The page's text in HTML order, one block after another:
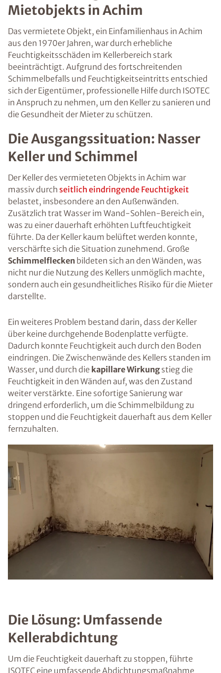
Mietobjekts in Achim
Das vermietete Objekt, ein Einfamilienhaus in Achim
aus den 1970er Jahren, war durch erhebliche
Feuchtigkeitsschäden im Kellerbereich stark
beeinträchtigt. Aufgrund des fortschreitenden
Schimmelbefalls und Feuchtigkeitseintritts entschied
sich der Eigentümer, professionelle Hilfe durch ISOTEC
in Anspruch zu nehmen, um den Keller zu sanieren und
die Gesundheit der Mieter zu schützen.
Die Ausgangssituation: Nasser
Keller und Schimmel
Der Keller des vermieteten Objekts in Achim war
massiv durch seitlich eindringende Feuchtigkeit
belastet, insbesondere an den Außenwänden.
Zusätzlich trat Wasser im Wand-Sohlen-Bereich ein,
was zu einer dauerhaft erhöhten Luftfeuchtigkeit
führte. Da der Keller kaum belüftet werden konnte,
verschärfte sich die Situation zunehmend. Große
Schimmelflecken bildeten sich an den Wänden, was
nicht nur die Nutzung des Kellers unmöglich machte,
sondern auch ein gesundheitliches Risiko für die Mieter
darstellte.
Ein weiteres Problem bestand darin, dass der Keller
über keine durchgehende Bodenplatte verfügte.
Dadurch konnte Feuchtigkeit auch durch den Boden
eindringen. Die Zwischenwände des Kellers standen im
Wasser, und durch die kapillare Wirkung stieg die
Feuchtigkeit in den Wänden auf, was den Zustand
weiter verstärkte. Eine sofortige Sanierung war
dringend erforderlich, um die Schimmelbildung zu
stoppen und die Feuchtigkeit dauerhaft aus dem Keller
fernzuhalten.
Die Lösung: Umfassende
Kellerabdichtung
Um die Feuchtigkeit dauerhaft zu stoppen, führte
ISOTEC eine umfassende Abdichtungsmaßnahme